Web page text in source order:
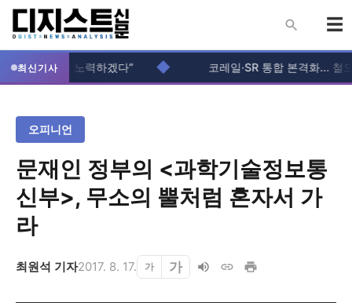
최신기사
최소화에 노력하겠다” 코레일·SR 통합 본격화... 철도
오피니언
문재인 정부의 <과학기술정보통
신부>, 무소의 뿔처럼 혼자서 가
라
최원석 기자2017. 8. 17. 가 가